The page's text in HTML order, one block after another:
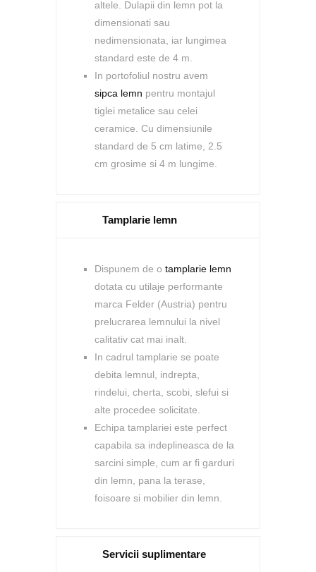
altele. Dulapii din lemn pot la
dimensionati sau
nedimensionata, iar lungimea
standard este de 4 m.
In portofoliul nostru avem
sipca lemn pentru montajul
tiglei metalice sau celei
ceramice. Cu dimensiunile
standard de 5 cm latime, 2.5
cm grosime si 4 m lungime.
Tamplarie lemn
Dispunem de o tamplarie lemn
dotata cu utilaje performante
marca Felder (Austria) pentru
prelucrarea lemnului la nivel
calitativ cat mai inalt.
In cadrul tamplarie se poate
debita lemnul, indrepta,
rindelui, cherta, scobi, slefui si
alte procedee solicitate.
Echipa tamplariei este perfect
capabila sa indeplineasca de la
sarcini simple, cum ar fi garduri
din lemn, pana la terase,
foisoare si mobilier din lemn.
Servicii suplimentare